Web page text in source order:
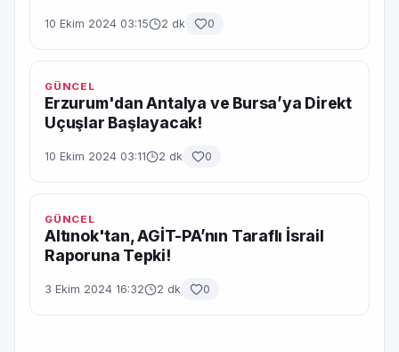
10 Ekim 2024 03:15 2 dk 0
GÜNCEL
Erzurum'dan Antalya ve Bursa’ya Direkt
Uçuşlar Başlayacak!
10 Ekim 2024 03:11 2 dk 0
GÜNCEL
Altınok'tan, AGİT-PA’nın Taraflı İsrail
Raporuna Tepki!
3 Ekim 2024 16:32 2 dk 0